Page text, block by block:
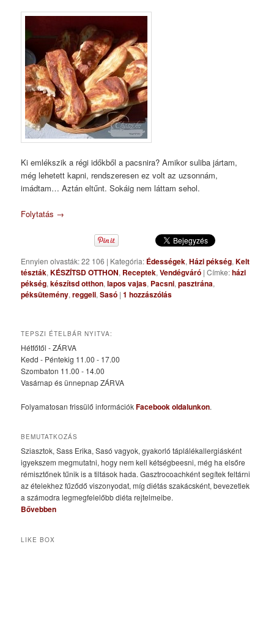
Ki emlékszik a régi időkből a pacsnira? Amikor suliba jártam,
még lehetett kapni, rendszeresen ez volt az uzsonnám,
imádtam… Aztán eltűnt. Sokáig nem láttam sehol.
Folytatás →
Ennyien olvasták: 22 106 | Kategória: Édességek,Házi pékség,Kelt
tészták,KÉSZÍTSD OTTHON, Receptek,Vendégváró |Címke:házi
pékség,készítsd otthon,lapos vajas, Pacsni,pasztrána,
péksütemény,reggeli,Sasó |1 hozzászólás
TEPSZI ÉTELBÁR NYITVA:
Hétfőtől - ZÁRVA
Kedd - Péntekig 11.00 - 17.00
Szombaton 11.00 - 14.00
Vasárnap és ünnepnap ZÁRVA
Folyamatosan frissülő információkFacebook oldalunkon.
BEMUTATKOZÁS
Sziasztok, Sass Erika, Sasó vagyok, gyakorló táplálékallergiásként
igyekszem megmutatni, hogy nem kell kétségbeesni, még ha elsőre
rémisztőnek tűnik is a tiltások hada. Gasztrocoachként segítek feltárni
az ételekhez fűződő viszonyodat, míg diétás szakácsként, bevezetlek
a számodra legmegfelelőbb diéta rejtelmeibe.
Bővebben
LIKE BOX